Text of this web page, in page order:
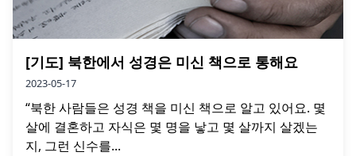
[기도] 북한에서 성경은 미신 책으로 통해요
2023-05-17
“북한 사람들은 성경 책을 미신 책으로 알고 있어요. 몇
살에 결혼하고 자식은 몇 명을 낳고 몇 살까지 살겠는
지, 그런 신수를...